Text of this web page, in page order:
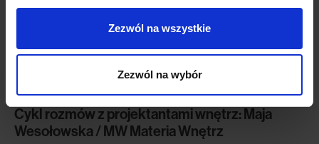
Zezwól na wszystkie
Zezwól na wybór
Cykl rozmów z projektantami wnętrz: Maja
Wesołowska / MW Materia Wnętrz